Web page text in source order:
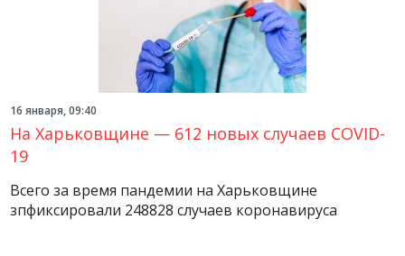
16 января, 09:40
На Харьковщине — 612 новых случаев COVID-
19
Всего за время пандемии на Харьковщине
зпфиксировали 248828 случаев коронавируса